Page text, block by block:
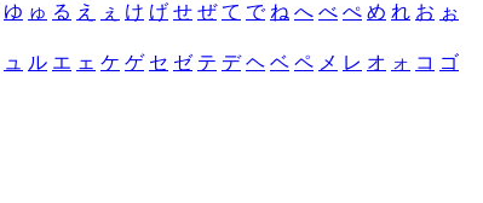
ゆ ゅ る え ぇ け げ せ ぜ て で ね へ べ ぺ め れ お ぉ
ュ ル エ ェ ケ ゲ セ ゼ テ デ ヘ ベ ペ メ レ オ ォ コ ゴ